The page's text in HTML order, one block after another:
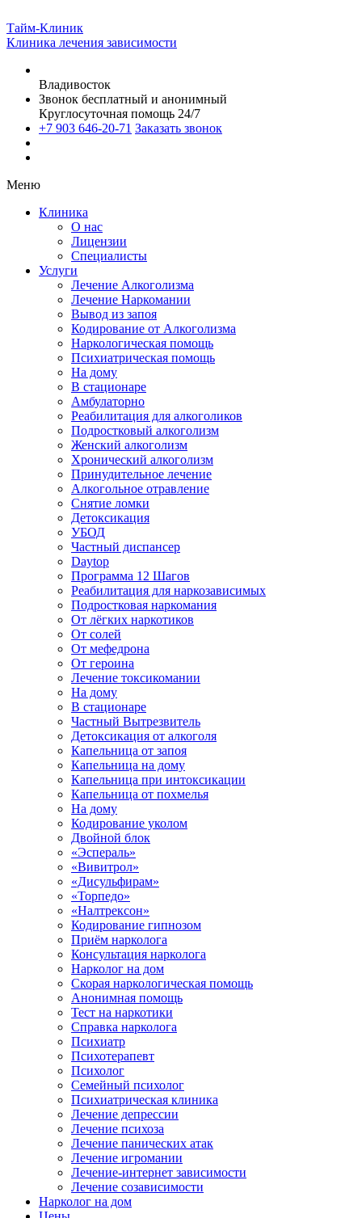
Тайм-Клиник
Клиника лечения зависимости
Владивосток
Звонок бесплатный и анонимный
Круглосуточная помощь 24/7
+7 903 646-20-71 Заказать звонок
Меню
Клиника
О нас
Лицензии
Специалисты
Услуги
Лечение Алкоголизма
Лечение Наркомании
Вывод из запоя
Кодирование от Алкоголизма
Наркологическая помощь
Психиатрическая помощь
На дому
В стационаре
Амбулаторно
Реабилитация для алкоголиков
Подростковый алкоголизм
Женский алкоголизм
Хронический алкоголизм
Принудительное лечение
Алкогольное отравление
Снятие ломки
Детоксикация
УБОД
Частный диспансер
Daytop
Программа 12 Шагов
Реабилитация для наркозависимых
Подростковая наркомания
От лёгких наркотиков
От солей
От мефедрона
От героина
Лечение токсикомании
На дому
В стационаре
Частный Вытрезвитель
Детоксикация от алкоголя
Капельница от запоя
Капельница на дому
Капельница при интоксикации
Капельница от похмелья
На дому
Кодирование уколом
Двойной блок
«Эспераль»
«Вивитрол»
«Дисульфирам»
«Торпедо»
«Налтрексон»
Кодирование гипнозом
Приём нарколога
Консультация нарколога
Нарколог на дом
Скорая наркологическая помощь
Анонимная помощь
Тест на наркотики
Справка нарколога
Психиатр
Психотерапевт
Психолог
Семейный психолог
Психиатрическая клиника
Лечение депрессии
Лечение психоза
Лечение панических атак
Лечение игромании
Лечение-интернет зависимости
Лечение созависимости
Нарколог на дом